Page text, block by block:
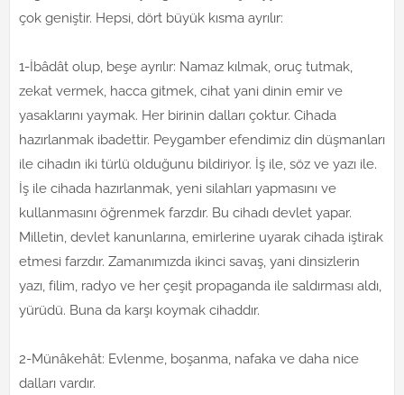
çok geniştir. Hepsi, dört büyük kısma ayrılır:
1-İbâdât olup, beşe ayrılır: Namaz kılmak, oruç tutmak,
zekat vermek, hacca gitmek, cihat yani dinin emir ve
yasaklarını yaymak. Her birinin dalları çoktur. Cihada
hazırlanmak ibadettir. Peygamber efendimiz din düşmanları
ile cihadın iki türlü olduğunu bildiriyor. İş ile, söz ve yazı ile.
İş ile cihada hazırlanmak, yeni silahları yapmasını ve
kullanmasını öğrenmek farzdır. Bu cihadı devlet yapar.
Milletin, devlet kanunlarına, emirlerine uyarak cihada iştirak
etmesi farzdır. Zamanımızda ikinci savaş, yani dinsizlerin
yazı, filim, radyo ve her çeşit propaganda ile saldırması aldı,
yürüdü. Buna da karşı koymak cihaddır.
2-Münâkehât: Evlenme, boşanma, nafaka ve daha nice
dalları vardır.